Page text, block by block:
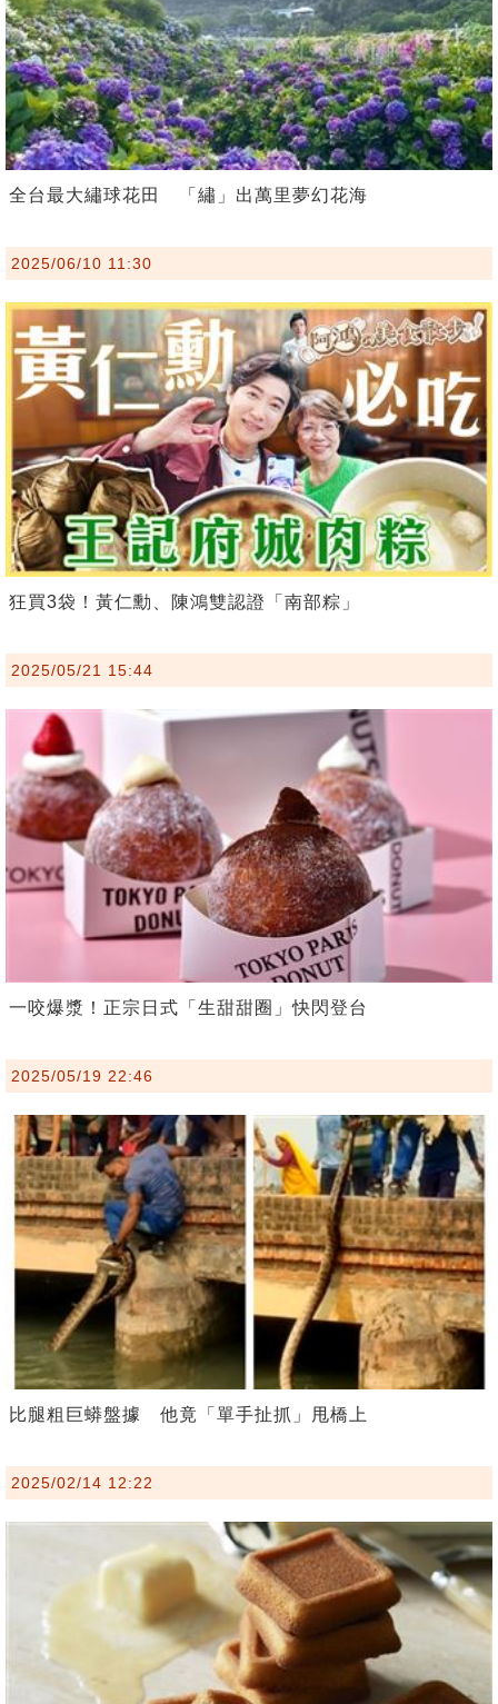
全台最大繡球花田 「繡」出萬里夢幻花海
2025/06/10 11:30
狂買3袋！黃仁勳、陳鴻雙認證「南部粽」
2025/05/21 15:44
一咬爆漿！正宗日式「生甜甜圈」快閃登台
2025/05/19 22:46
比腿粗巨蟒盤據 他竟「單手扯抓」甩橋上
2025/02/14 12:22